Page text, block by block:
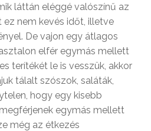
láttán eléggé valószínű az
ez nem kevés időt, illetve
De vajon egy átlagos
elfér egymás mellett
terítékét le is vesszük, akkor
tálalt szószok, saláták,
hogy egy kisebb
egymás mellett
még az étkezés